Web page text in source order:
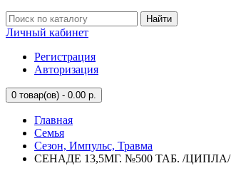
Найти
Личный кабинет
Регистрация
Авторизация
0 товар(ов) - 0.00 р.
Главная
Семья
Сезон, Импульс, Травма
СЕНАДЕ 13,5МГ. №500 ТАБ. /ЦИПЛА/